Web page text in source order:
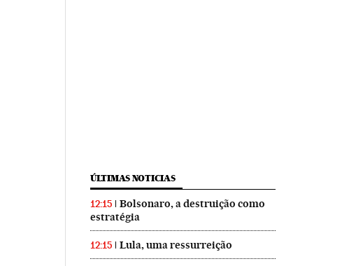
ÚLTIMAS NOTICIAS
12:15
Bolsonaro, a destruição como
estratégia
12:15 Lula, uma ressurreição